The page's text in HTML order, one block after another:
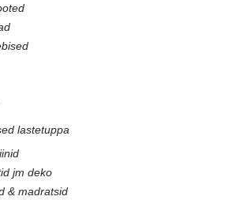
lastetuppa
jm deko
& madratsid